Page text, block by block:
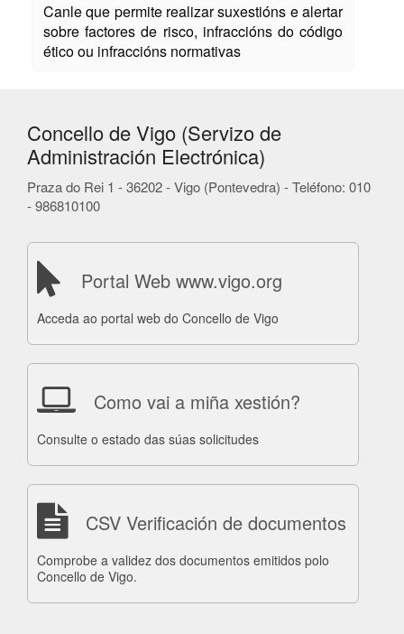
Canle que permite realizar suxestións e alertar
sobre factores de risco, infraccións do código
ético ou infraccións normativas
Concello de Vigo (Servizo de
Administración Electrónica)
Praza do Rei 1 - 36202 - Vigo (Pontevedra) - Teléfono: 010
- 986810100
Portal Web www.vigo.org
Acceda ao portal web do Concello de Vigo
Como vai a miña xestión?
Consulte o estado das súas solicitudes
CSV Verificación de documentos
Comprobe a validez dos documentos emitidos polo
Concello de Vigo.